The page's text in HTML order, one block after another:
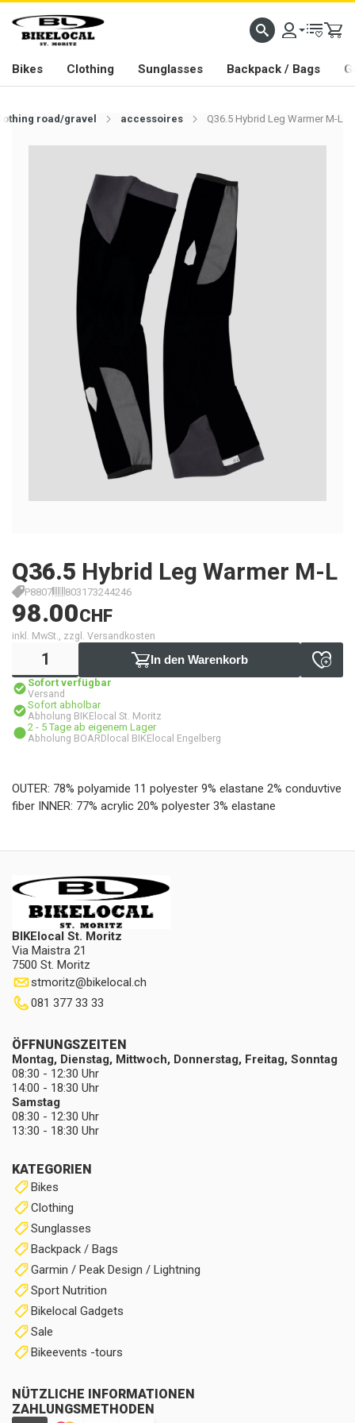
PASSION IN ALL WE DO
Bikes Clothing Sunglasses Backpack / Bags
road/gravel accessoires Q36.5 Hybrid Leg Warmer M-L
Q36.5 Hybrid Leg Warmer M-L
P8807 803173244246
98.00CHF
inkl. MwSt., zzgl. Versandkosten
In den Warenkorb
Sofort verfügbar
Versand
Sofort abholbar
Abholung BIKElocal St. Moritz
2 - 5 Tage ab eigenem Lager
Abholung BOARDlocal BIKElocal Engelberg
OUTER: 78% polyamide 11 polyester 9% elastane 2% conduvtive
fiber INNER: 77% acrylic 20% polyester 3% elastane
BIKElocal St. Moritz
Via Maistra 21
7500 St. Moritz
stmoritz@bikelocal.ch
081 377 33 33
KATEGORIEN
Bikes
Clothing
Sunglasses
Backpack / Bags
Garmin / Peak Design / Lightning
Sport Nutrition
Bikelocal Gadgets
Sale
Bikeevents -tours
NÜTZLICHE INFORMATIONEN
ZAHLUNGSMETHODEN
ÖFFNUNGSZEITEN
Montag, Dienstag, Mittwoch, Donnerstag, Freitag, Sonntag
08:30 - 12:30 Uhr
14:00 - 18:30 Uhr
Samstag
08:30 - 12:30 Uhr
13:30 - 18:30 Uhr